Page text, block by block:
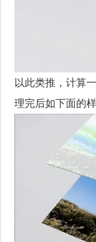
以此类推，计算
理完后如下面的